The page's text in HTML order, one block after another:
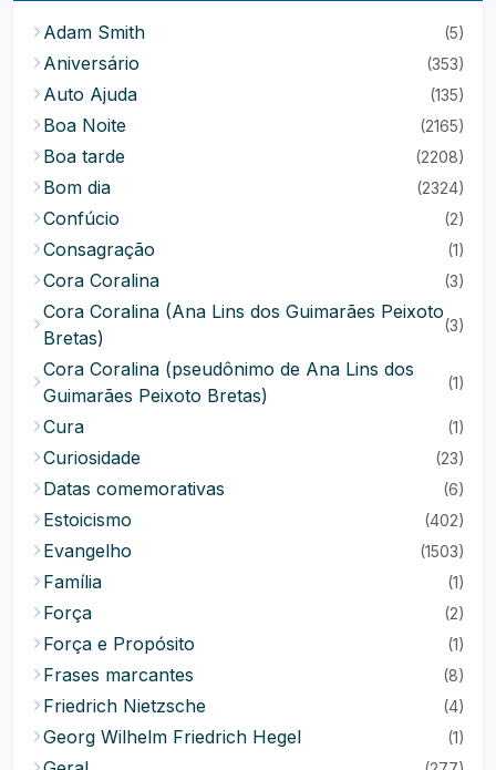
Adam Smith (5)
Aniversário (353)
Auto Ajuda (135)
Boa Noite (2165)
Boa tarde (2208)
Bom dia (2324)
Confúcio (2)
Consagração (1)
Cora Coralina (3)
Cora Coralina (Ana Lins dos Guimarães Peixoto
Bretas)
(3)
Cora Coralina (pseudônimo de Ana Lins dos
Guimarães Peixoto Bretas)
(1)
Cura (1)
Curiosidade (23)
Datas comemorativas (6)
Estoicismo (402)
Evangelho (1503)
Família (1)
Força (2)
Força e Propósito (1)
Frases marcantes (8)
Friedrich Nietzsche (4)
Georg Wilhelm Friedrich Hegel (1)